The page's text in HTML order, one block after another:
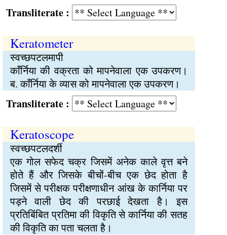
:
Keratometer
स्‍वच्‍छपटलमापी
काँर्निया की वक्रता को मापनेवाला एक उपकरण।
ब. काँर्निया के व्यास को मापनेवाला एक उपकरण।
:
Keratoscope
स्‍वच्‍छपटलदर्शी
एक गोल सफेद चक्र जिसमें अनेक काले वृत्त बने
होते हैं और जिसके बीचों-बीच एक छेद होता है
जिसमें से परीक्षक परीक्षणाधीन आंख के कार्निया पर
पड़ने वाली छेद की परछाई देखता है। इस
प्रतिबिंबित प्रतिमा की विकृति से कार्निया की सतह
की विकृति का पता चलता है।